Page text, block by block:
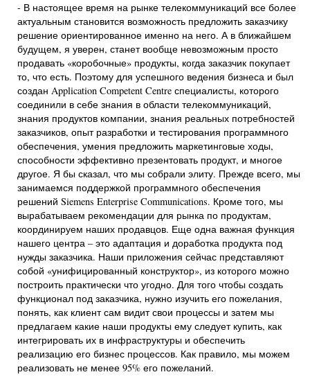
- В настоящее время на рынке телекоммуникаций все более
актуальным становится возможность предложить заказчику
решение ориентированное именно на него. А в ближайшем
будущем, я уверен, станет вообще невозможным просто
продавать «коробочные» продукты, когда заказчик покупает
то, что есть. Поэтому для успешного ведения бизнеса и был
создан Application Competent Centre специалисты, которого
соединили в себе знания в области телекоммуникаций,
знания продуктов компании, знания реальных потребностей
заказчиков, опыт разработки и тестирования программного
обеспечения, умения предложить маркетинговые ходы,
способности эффективно презентовать продукт, и многое
другое. Я бы сказал, что мы собрали элиту. Прежде всего, мы
занимаемся поддержкой программного обеспечения
решений Siemens Enterprise Communications. Кроме того, мы
вырабатываем рекомендации для рынка по продуктам,
координируем наших продавцов. Еще одна важная функция
нашего центра – это адаптация и доработка продукта под
нужды заказчика. Наши приложения сейчас представляют
собой «унифицированный конструктор», из которого можно
построить практически что угодно. Для того чтобы создать
функционал под заказчика, нужно изучить его пожелания,
понять, как клиент сам видит свои процессы и затем мы
предлагаем какие наши продукты ему следует купить, как
интегрировать их в инфраструктуры и обеспечить
реализацию его бизнес процессов. Как правило, мы можем
реализовать не менее 95% его пожеланий.